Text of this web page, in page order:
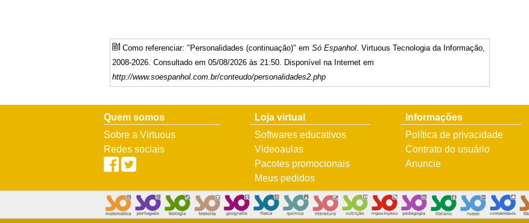
Como referenciar: "Personalidades (continuação)" em Só Espanhol . Virtuous Tecnologia da Informação,
2008-2026. Consultado em 05/08/2026 às 21:50. Disponível na Internet em
http://www.soespanhol.com.br/conteudo/personalidades2.php
Quem somos
Sobre a Virtuous
Redes sociais
Loja virtual
Softwares educativos
Videoaulas
Pacotes promocionais
Meus pedidos
Informações
Política de privacidade
Contrato do usuário
Anuncie